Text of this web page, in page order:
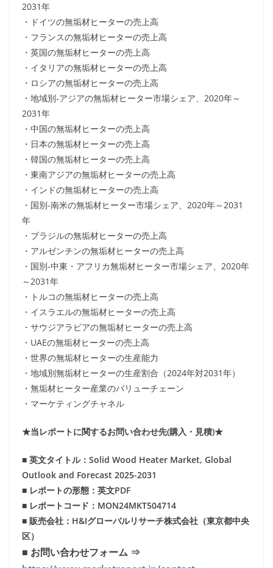
2031年
・ドイツの無垢材ヒーターの売上高
・フランスの無垢材ヒーターの売上高
・英国の無垢材ヒーターの売上高
・イタリアの無垢材ヒーターの売上高
・ロシアの無垢材ヒーターの売上高
・地域別-アジアの無垢材ヒーター市場シェア、2020年～
2031年
・中国の無垢材ヒーターの売上高
・日本の無垢材ヒーターの売上高
・韓国の無垢材ヒーターの売上高
・東南アジアの無垢材ヒーターの売上高
・インドの無垢材ヒーターの売上高
・国別-南米の無垢材ヒーター市場シェア、2020年～2031
年
・ブラジルの無垢材ヒーターの売上高
・アルゼンチンの無垢材ヒーターの売上高
・国別-中東・アフリカ無垢材ヒーター市場シェア、2020年
～2031年
・トルコの無垢材ヒーターの売上高
・イスラエルの無垢材ヒーターの売上高
・サウジアラビアの無垢材ヒーターの売上高
・UAEの無垢材ヒーターの売上高
・世界の無垢材ヒーターの生産能力
・地域別無垢材ヒーターの生産割合（2024年対2031年）
・無垢材ヒーター産業のバリューチェーン
・マーケティングチャネル
★当レポートに関するお問い合わせ先(購入・見積)★
■ 英文タイトル：Solid Wood Heater Market, Global
Outlook and Forecast 2025-2031
■ レポートの形態：英文PDF
■ レポートコード：MON24MKT504714
■ 販売会社：H&Iグローバルリサーチ株式会社（東京都中央
区）
■ お問い合わせフォーム ⇒